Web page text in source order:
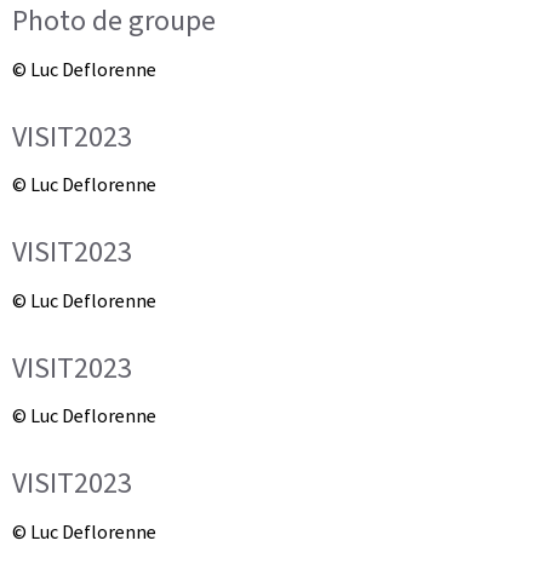
Photo de groupe
© Luc Deflorenne
VISIT2023
© Luc Deflorenne
VISIT2023
© Luc Deflorenne
VISIT2023
© Luc Deflorenne
VISIT2023
© Luc Deflorenne